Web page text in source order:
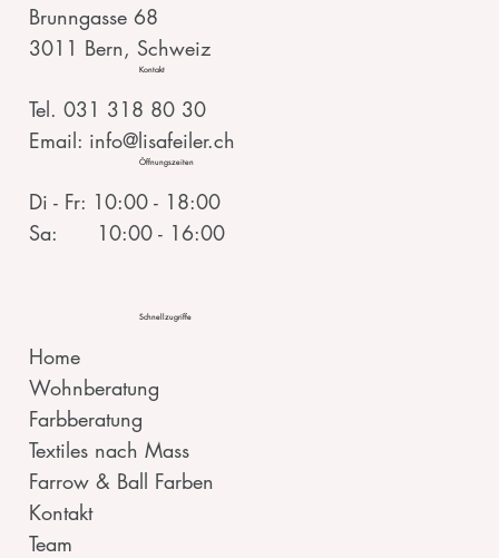
Brunngasse 68
3011 Bern, Schweiz
Kontakt
Tel. 031 318 80 30
Email: info@lisafeiler.ch
Öffnungszeiten
Di - Fr: 10:00 - 18:00
Sa: 10:00 - 16:00
Schnellzugriffe
Home
Wohnberatung
Farbberatung
Textiles nach Mass
Farrow & Ball Farben
Kontakt
Team